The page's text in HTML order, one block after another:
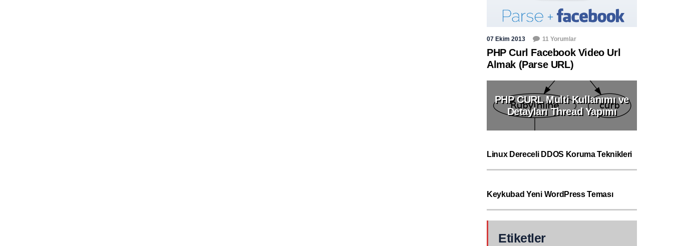
07 Ekim 2013 11 Yorumlar
PHP Curl Facebook Video Url
Almak (Parse URL)
PHP CURL Multi Kullanımı ve
Detayları Thread Yapımı
Linux Dereceli DDOS Koruma Teknikleri
Keykubad Yeni WordPress Teması
Etiketler